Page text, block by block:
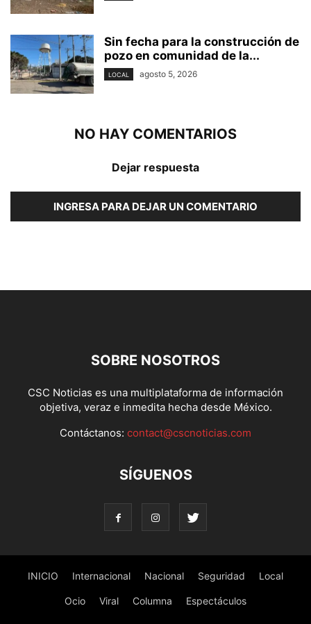
Sin fecha para la construcción de
pozo en comunidad de la...
LOCAL agosto 5, 2026
NO HAY COMENTARIOS
Dejar respuesta
INGRESA PARA DEJAR UN COMENTARIO
SOBRE NOSOTROS
CSC Noticias es una multiplataforma de información
objetiva, veraz e inmedita hecha desde México.
Contáctanos: contact@cscnoticias.com
SÍGUENOS
INICIO Internacional Nacional Seguridad Local
Ocio Viral Columna Espectáculos